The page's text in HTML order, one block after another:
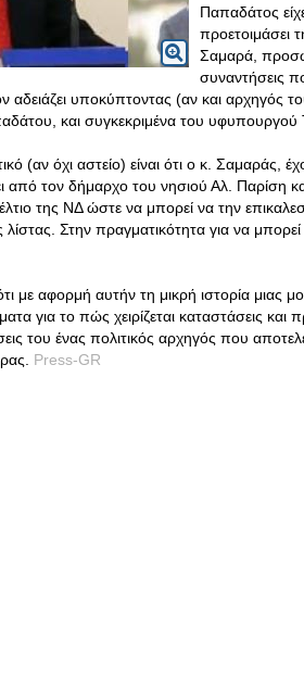
Παπαδάτος
προετοιμάσει
Σαμαρά,
συναντήσεις
αδειάζει υποκύπτοντας (αν και αρχηγός
και συγκεκριμένα του υφυπουργού
(αν όχι αστείο) είναι ότι ο κ. Σαμαράς,
από τον δήμαρχο του νησιού Αλ. Παρίση
της ΝΔ ώστε να μπορεί να την
Στην πραγματικότητα για να
με αφορμή αυτήν τη μικρή ιστορία μιας
για το πώς χειρίζεται καταστάσεις
του ένας πολιτικός αρχηγός που
Press-GR